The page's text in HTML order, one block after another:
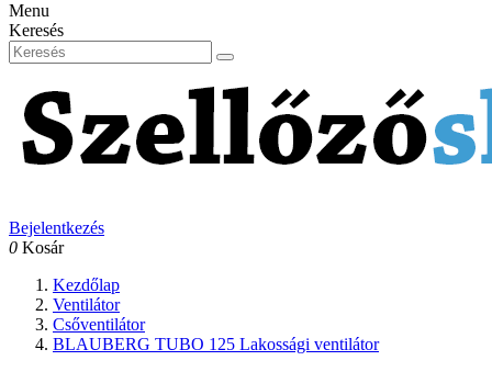
Menu
Keresés
Bejelentkezés
0 Kosár
Kezdőlap
Ventilátor
Csőventilátor
BLAUBERG TUBO 125 Lakossági ventilátor